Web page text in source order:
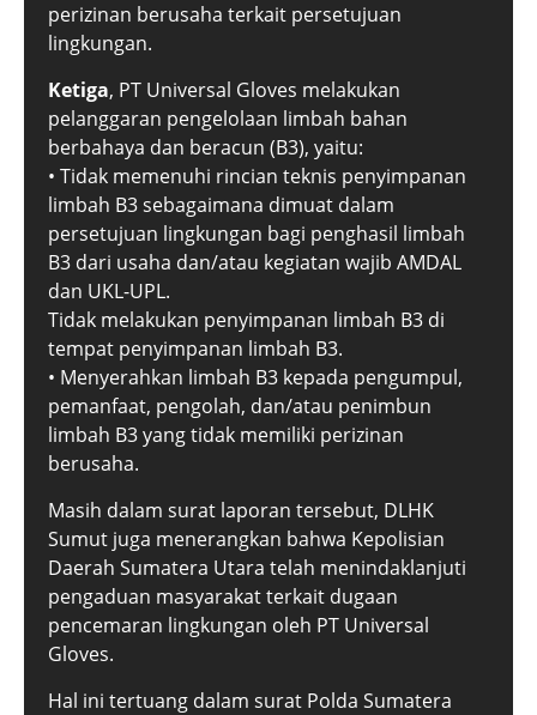
perizinan berusaha terkait persetujuan
lingkungan.
Ketiga, PT Universal Gloves melakukan
pelanggaran pengelolaan limbah bahan
berbahaya dan beracun (B3), yaitu:
• Tidak memenuhi rincian teknis penyimpanan
limbah B3 sebagaimana dimuat dalam
persetujuan lingkungan bagi penghasil limbah
B3 dari usaha dan/atau kegiatan wajib AMDAL
dan UKL-UPL.
Tidak melakukan penyimpanan limbah B3 di
tempat penyimpanan limbah B3.
• Menyerahkan limbah B3 kepada pengumpul,
pemanfaat, pengolah, dan/atau penimbun
limbah B3 yang tidak memiliki perizinan
berusaha.
Masih dalam surat laporan tersebut, DLHK
Sumut juga menerangkan bahwa Kepolisian
Daerah Sumatera Utara telah menindaklanjuti
pengaduan masyarakat terkait dugaan
pencemaran lingkungan oleh PT Universal
Gloves.
Hal ini tertuang dalam surat Polda Sumatera